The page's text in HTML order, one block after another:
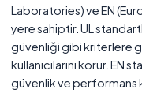
Laboratories) ve EN
yere sahiptir. UL
güvenliği gibi kriterlere
kullanıcılarını korur. EN
güvenlik ve performans